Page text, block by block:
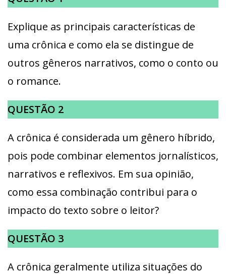
Explique as principais características de
uma crônica e como ela se distingue de
outros gêneros narrativos, como o conto ou
o romance.
QUESTÃO 2
A crônica é considerada um gênero híbrido,
pois pode combinar elementos jornalísticos,
narrativos e reflexivos. Em sua opinião,
como essa combinação contribui para o
impacto do texto sobre o leitor?
QUESTÃO 3
A crônica geralmente utiliza situações do